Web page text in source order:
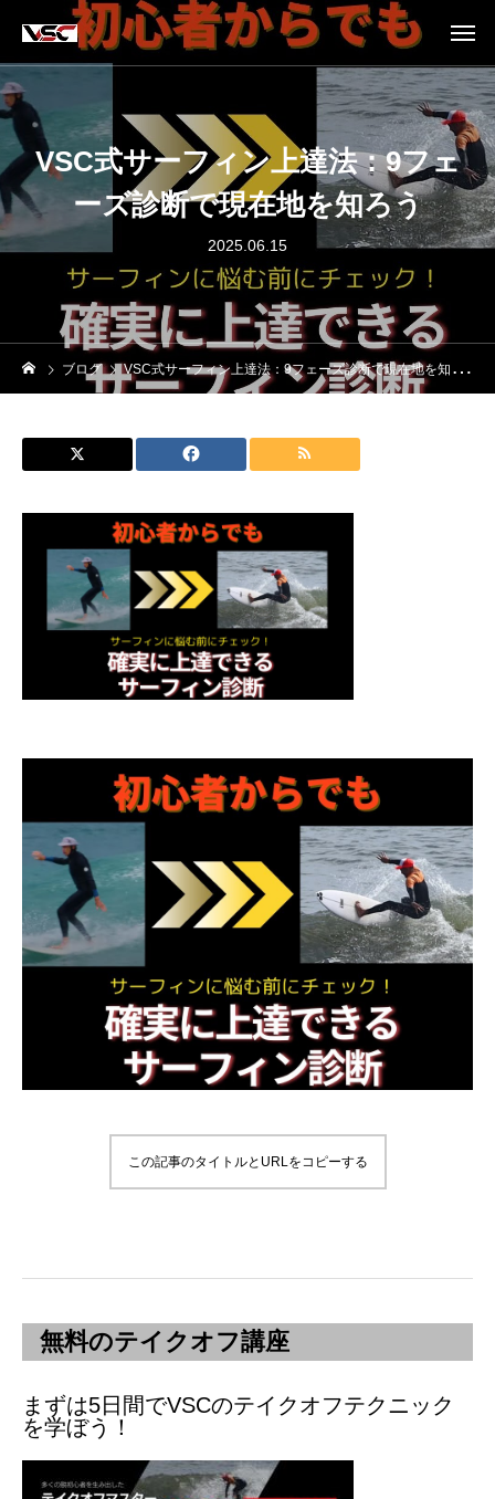
VSC式サーフィン上達法：9フェ
ーズ診断で現在地を知ろう
2025.06.15
ブログ VSC式サーフィン上達法：9フェーズ診断で現在地を知ろう
この記事のタイトルとURLをコピーする
無料のテイクオフ講座
まずは5日間でVSCのテイクオフテクニック
を学ぼう！